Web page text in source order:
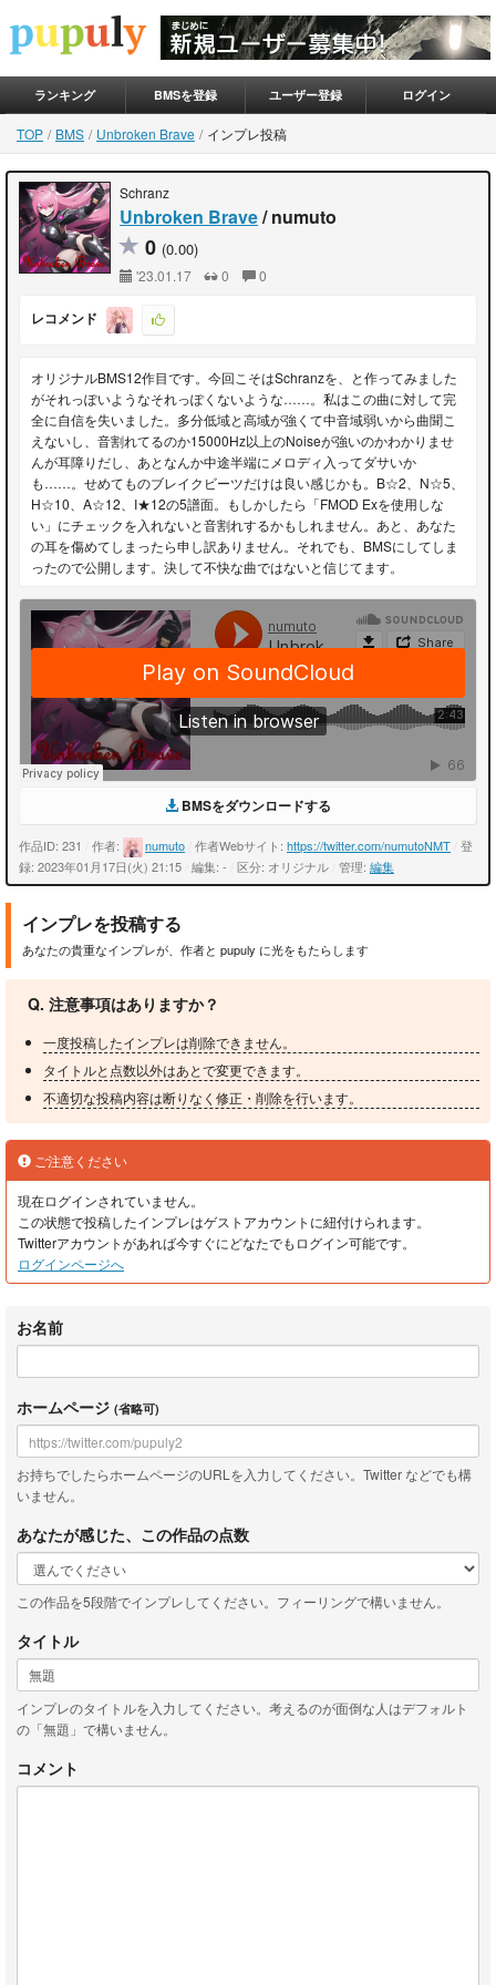
ランキング BMSを登録 ユーザー登録 ログイン
TOP BMS Unbroken Brave インプレ投稿
Schranz
Unbroken Brave/ numuto
0 (0.00)
'23.01.17 0 0
レコメンド
オリジナルBMS12作目です。今回こそはSchranzを、と作ってみました
がそれっぽいようなそれっぽくないような……。私はこの曲に対して完
全に自信を失いました。多分低域と高域が強くて中音域弱いから曲聞こ
えないし、音割れてるのか15000Hz以上のNoiseが強いのかわかりませ
んが耳障りだし、あとなんか中途半端にメロディ入ってダサいか
も……。せめてものブレイクビーツだけは良い感じかも。B☆2、N☆5、
H☆10、A☆12、I★12の5譜面。もしかしたら「FMOD Exを使用しな
い」にチェックを入れないと音割れするかもしれません。あと、あなた
の耳を傷めてしまったら申し訳ありません。それでも、BMSにしてしま
ったので公開します。決して不快な曲ではないと信じてます。
BMSをダウンロードする
作品ID: 231 作者: numuto 作者Webサイト: https://twitter.com/numutoNMT 登
録: 2023年01月17日(火) 21:15 編集: - 区分: オリジナル 管理: 編集
インプレを投稿する
あなたの貴重なインプレが、作者と pupuly に光をもたらします
Q. 注意事項はありますか？
一度投稿したインプレは削除できません。
タイトルと点数以外はあとで変更できます。
不適切な投稿内容は断りなく修正・削除を行います。
ご注意ください
現在ログインされていません。
この状態で投稿したインプレはゲストアカウントに紐付けられます。
Twitterアカウントがあれば今すぐにどなたでもログイン可能です。
ログインページへ
お名前
ホームページ (省略可)
お持ちでしたらホームページのURLを入力してください。Twitter などでも構
いません。
あなたが感じた、この作品の点数
この作品を5段階でインプレしてください。フィーリングで構いません。
タイトル
インプレのタイトルを入力してください。考えるのが面倒な人はデフォルト
の「無題」で構いません。
コメント